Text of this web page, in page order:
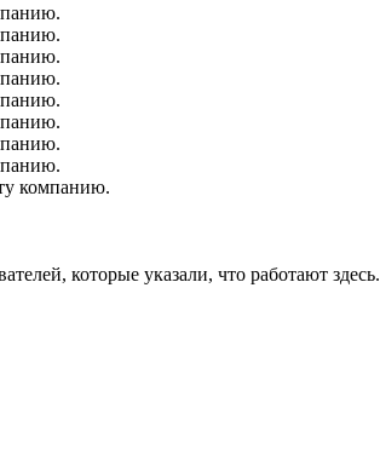
компанию.
которые указали, что работают здесь.